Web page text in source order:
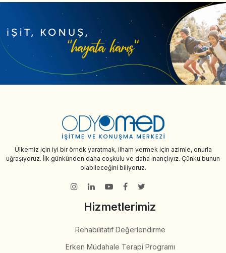
Ülkemiz için iyi bir örnek yaratmak, ilham vermek için azimle, onurla
uğraşıyoruz. İlk günkünden daha coşkulu ve daha inançlıyız. Çünkü bunun
olabileceğini biliyoruz.
Hizmetlerimiz